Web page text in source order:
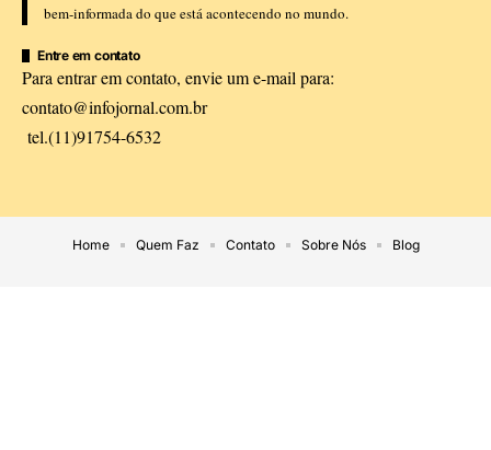
bem-informada do que está acontecendo no mundo.
Entre em contato
Para entrar em contato, envie um e-mail para:
contato@infojornal.com.br
tel.(11)91754-6532
Home Quem Faz Contato Sobre Nós Blog